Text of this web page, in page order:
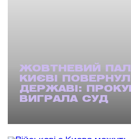
ЖОВТНЕВИЙ
КИЄВІ
ДЕРЖАВІ:
ВИГРАЛА СУД